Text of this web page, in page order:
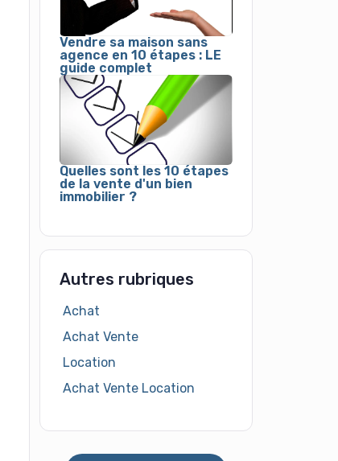
Vendre sa maison sans
agence en 10 étapes : LE
guide complet
Quelles sont les 10 étapes
de la vente d'un bien
immobilier ?
Autres rubriques
Achat
Achat Vente
Location
Achat Vente Location